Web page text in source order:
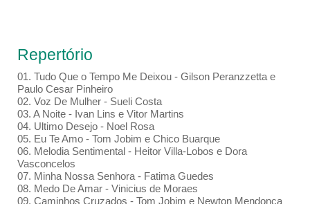
Repertório
01. Tudo Que o Tempo Me Deixou - Gilson Peranzzetta e
Paulo Cesar Pinheiro
02. Voz De Mulher - Sueli Costa
03. A Noite - Ivan Lins e Vitor Martins
04. Ultimo Desejo - Noel Rosa
05. Eu Te Amo - Tom Jobim e Chico Buarque
06. Melodia Sentimental - Heitor Villa-Lobos e Dora
Vasconcelos
07. Minha Nossa Senhora - Fatima Guedes
08. Medo De Amar - Vinicius de Moraes
09. Caminhos Cruzados - Tom Jobim e Newton Mendonça